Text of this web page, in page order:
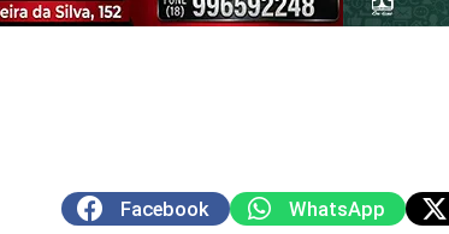
Facebook WhatsApp